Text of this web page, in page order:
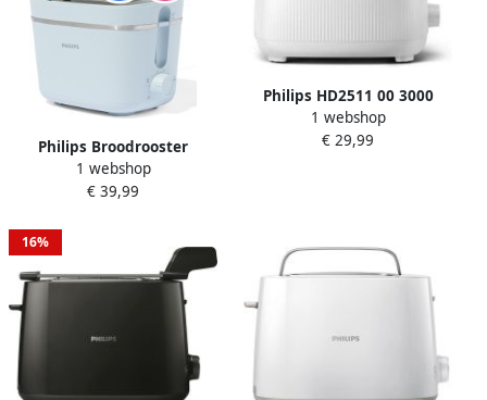
Philips Broodrooster
HD2560 40
1 webshop
€ 39,99
Philips HD2511 00 3000
series Broodrooster Wit
1 webshop
€ 29,99
16%